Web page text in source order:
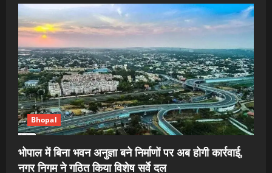
Bhopal
भोपाल में बिना भवन अनुज्ञा बने निर्माणों पर अब होगी कार्रवाई,
नगर निगम ने गठित किया विशेष सर्वे दल